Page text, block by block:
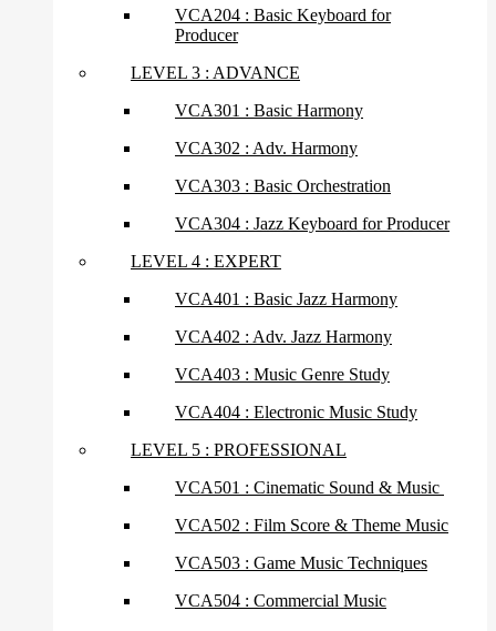
VCA204 : Basic Keyboard for
Producer
LEVEL 3 : ADVANCE
VCA301 : Basic Harmony
VCA302 : Adv. Harmony
VCA303 : Basic Orchestration
VCA304 : Jazz Keyboard for Producer
LEVEL 4 : EXPERT
VCA401 : Basic Jazz Harmony
VCA402 : Adv. Jazz Harmony
VCA403 : Music Genre Study
VCA404 : Electronic Music Study
LEVEL 5 : PROFESSIONAL
VCA501 : Cinematic Sound & Music
VCA502 : Film Score & Theme Music
VCA503 : Game Music Techniques
VCA504 : Commercial Music